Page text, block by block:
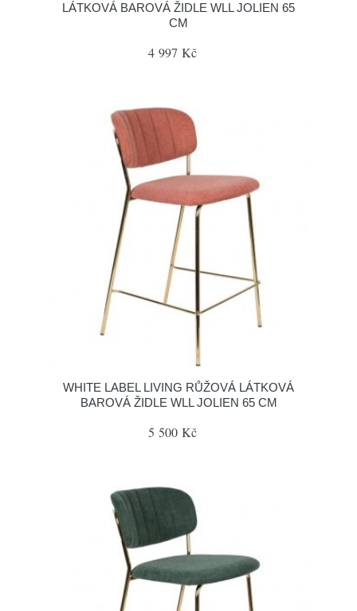
LÁTKOVÁ BAROVÁ ŽIDLE WLL JOLIEN 65
CM
4 997 Kč
WHITE LABEL LIVING RŮŽOVÁ LÁTKOVÁ
BAROVÁ ŽIDLE WLL JOLIEN 65 CM
5 500 Kč